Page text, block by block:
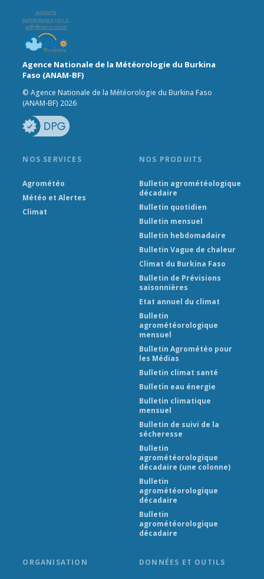
Agence Nationale de la Météorologie du Burkina
Faso (ANAM-BF)
© Agence Nationale de la Météorologie du Burkina Faso
(ANAM-BF) 2026
NOS SERVICES
Agrométéo
Météo et Alertes
Climat
NOS PRODUITS
Bulletin agrométéologique
décadaire
Bulletin quotidien
Bulletin mensuel
Bulletin hebdomadaire
Bulletin Vague de chaleur
Climat du Burkina Faso
Bulletin de Prévisions
saisonnières
Etat annuel du climat
Bulletin
agrométéorologique
mensuel
Bulletin Agrométéo pour
les Médias
Bulletin climat santé
Bulletin eau énergie
Bulletin climatique
mensuel
Bulletin de suivi de la
sécheresse
Bulletin
agrométéorologique
décadaire (une colonne)
Bulletin
agrométéorologique
décadaire
Bulletin
agrométéorologique
décadaire
ORGANISATION DONNÉES ET OUTILS